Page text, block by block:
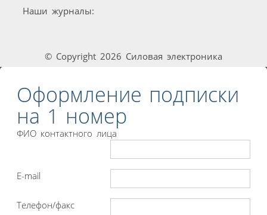
Наши журналы:
© Copyright 2026 Силовая электроника
Оформление подписки
на 1 номер
ФИО контактного лица
E-mail
Телефон/факс